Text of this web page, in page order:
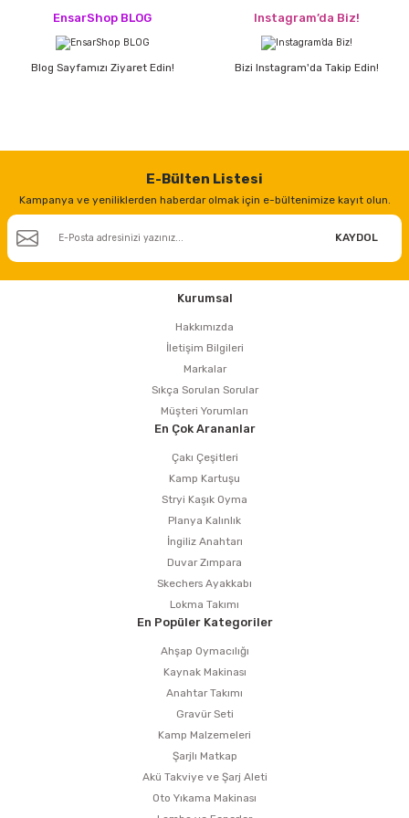
EnsarShop BLOG
Blog Sayfamızı Ziyaret Edin!
Instagram’da Biz!
Bizi Instagram'da Takip Edin!
E-Bülten Listesi
Kampanya ve yeniliklerden haberdar olmak için e-bültenimize kayıt olun.
KAYDOL
Kurumsal
Hakkımızda
İletişim Bilgileri
Markalar
Sıkça Sorulan Sorular
Müşteri Yorumları
En Çok Arananlar
Çakı Çeşitleri
Kamp Kartuşu
Stryi Kaşık Oyma
Planya Kalınlık
İngiliz Anahtarı
Duvar Zımpara
Skechers Ayakkabı
Lokma Takımı
En Popüler Kategoriler
Ahşap Oymacılığı
Kaynak Makinası
Anahtar Takımı
Gravür Seti
Kamp Malzemeleri
Şarjlı Matkap
Akü Takviye ve Şarj Aleti
Oto Yıkama Makinası